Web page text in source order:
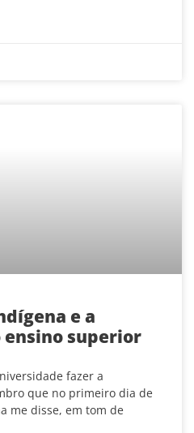
e a
ensino superior
fazer a
que no primeiro dia de
me disse, em tom de